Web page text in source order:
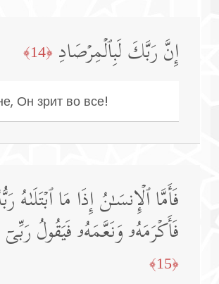
إِنَّ رَبَّكَ لَبِٱلۡمِرۡصَادِ ﴿14﴾
Он зрит во все!
فَأَمَّا ٱلۡإِنسَـٰنُ إِذَا مَا ٱبۡتَلَىٰهُ
فَأَكۡرَمَهُۥ وَنَعَّمَهُۥ فَیَقُولُ
﴿15﴾